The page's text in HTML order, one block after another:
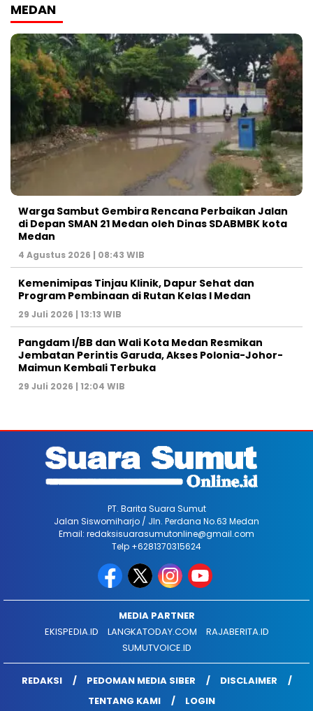
MEDAN
Warga Sambut Gembira Rencana Perbaikan Jalan
di Depan SMAN 21 Medan oleh Dinas SDABMBK kota
Medan
4 Agustus 2026 | 08:43 WIB
Kemenimipas Tinjau Klinik, Dapur Sehat dan
Program Pembinaan di Rutan Kelas I Medan
29 Juli 2026 | 13:13 WIB
Pangdam I/BB dan Wali Kota Medan Resmikan
Jembatan Perintis Garuda, Akses Polonia-Johor-
Maimun Kembali Terbuka
29 Juli 2026 | 12:04 WIB
PT. Barita Suara Sumut
Jalan Siswomiharjo / Jln. Perdana No.63 Medan
Email: redaksisuarasumutonline@gmail.com
Telp +6281370315624
MEDIA PARTNER
EKISPEDIA.ID
LANGKATODAY.COM
RAJABERITA.ID
SUMUTVOICE.ID
REDAKSI PEDOMAN MEDIA SIBER
DISCLAIMER
TENTANG KAMI
LOGIN